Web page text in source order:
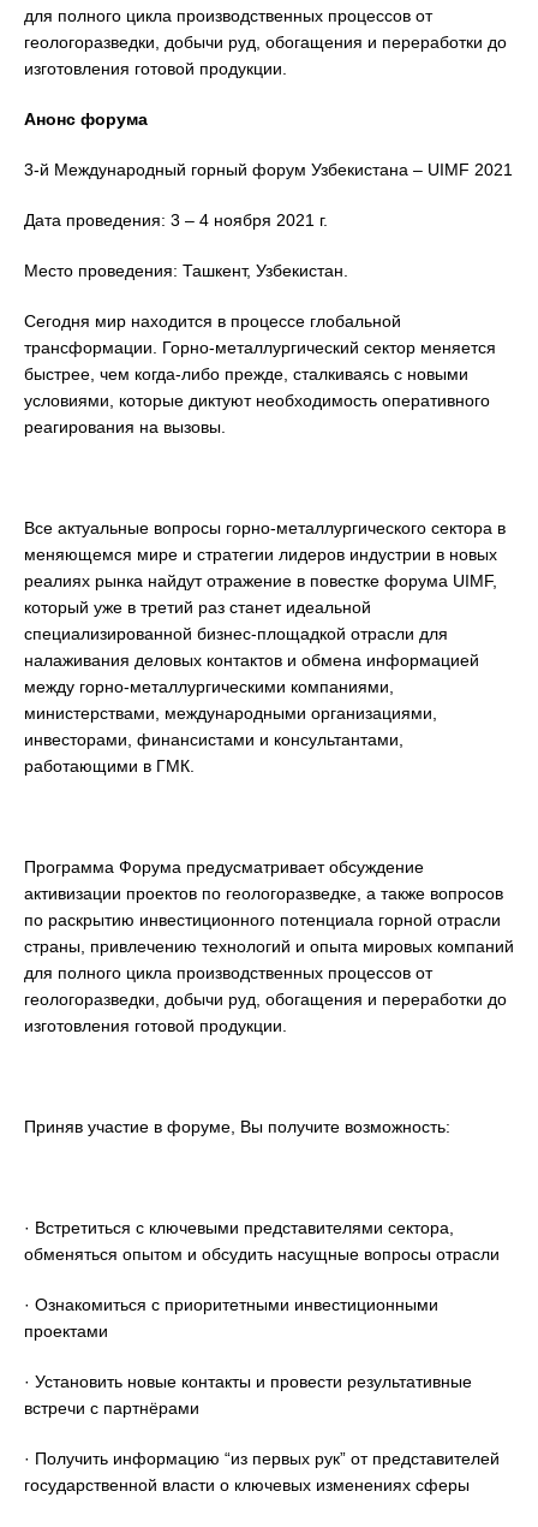
для полного цикла производственных процессов от
геологоразведки, добычи руд, обогащения и переработки до
изготовления готовой продукции.
Анонс форума
3-й Международный горный форум Узбекистана – UIMF 2021
Дата проведения: 3 – 4 ноября 2021 г.
Место проведения: Ташкент, Узбекистан.
Сегодня мир находится в процессе глобальной
трансформации. Горно-металлургический сектор меняется
быстрее, чем когда-либо прежде, сталкиваясь c новыми
условиями, которые диктуют необходимость оперативного
реагирования на вызовы.
Все актуальные вопросы горно-металлургического сектора в
меняющемся мире и стратегии лидеров индустрии в новых
реалиях рынка найдут отражение в повестке форума UIMF,
который уже в третий раз станет идеальной
специализированной бизнес-площадкой отрасли для
налаживания деловых контактов и обмена информацией
между горно-металлургическими компаниями,
министерствами, международными организациями,
инвесторами, финансистами и консультантами,
работающими в ГМК.
Программа Форума предусматривает обсуждение
активизации проектов по геологоразведке, а также вопросов
по раскрытию инвестиционного потенциала горной отрасли
страны, привлечению технологий и опыта мировых компаний
для полного цикла производственных процессов от
геологоразведки, добычи руд, обогащения и переработки до
изготовления готовой продукции.
Приняв участие в форуме, Вы получите возможность:
· Встретиться с ключевыми представителями сектора,
обменяться опытом и обсудить насущные вопросы отрасли
· Ознакомиться с приоритетными инвестиционными
проектами
· Установить новые контакты и провести результативные
встречи с партнёрами
· Получить информацию “из первых рук” от представителей
государственной власти о ключевых изменениях сферы